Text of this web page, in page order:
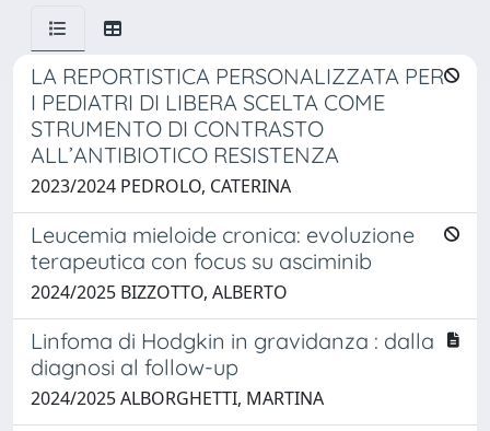
LA REPORTISTICA PERSONALIZZATA PER
I PEDIATRI DI LIBERA SCELTA COME
STRUMENTO DI CONTRASTO
ALL’ANTIBIOTICO RESISTENZA
2023/2024 PEDROLO, CATERINA
Leucemia mieloide cronica: evoluzione
terapeutica con focus su asciminib
2024/2025 BIZZOTTO, ALBERTO
Linfoma di Hodgkin in gravidanza : dalla
diagnosi al follow-up
2024/2025 ALBORGHETTI, MARTINA